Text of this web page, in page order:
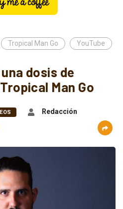
Tropical Man Go YouTube
dosis de
Man Go
Redacción